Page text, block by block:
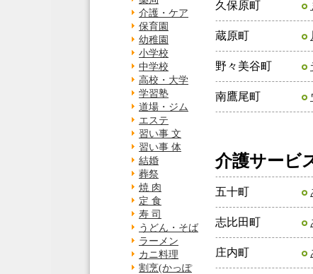
介護・ケア
保育園
幼稚園
小学校
中学校
高校・大学
学習塾
道場・ジム
エステ
習い事 文
習い事 体
結婚
葬祭
焼 肉
定 食
寿 司
うどん・そば
ラーメン
カニ料理
割烹(かっぽ
久保原町
蔵原町
野々美谷町
南鷹尾町
介護サービ
五十町
志比田町
庄内町